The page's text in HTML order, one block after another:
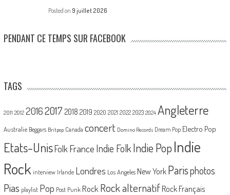
Posted on 9 juillet 2026
PENDANT CE TEMPS SUR FACEBOOK
TAGS
2011 2012 20162017 2018 2019 2020 2021 2022 2023 2024 Angleterre
Australie Beggars Britpop Canada concert Domino Records Dream Pop Electro Pop
Etats-UnisFolk France Indie FolkIndie PopIndie
Rock interview Irlande Londres Los Angeles New York Parisphotos
Pias playlist Pop Post Punk Rock Rock alternatif Rock Français